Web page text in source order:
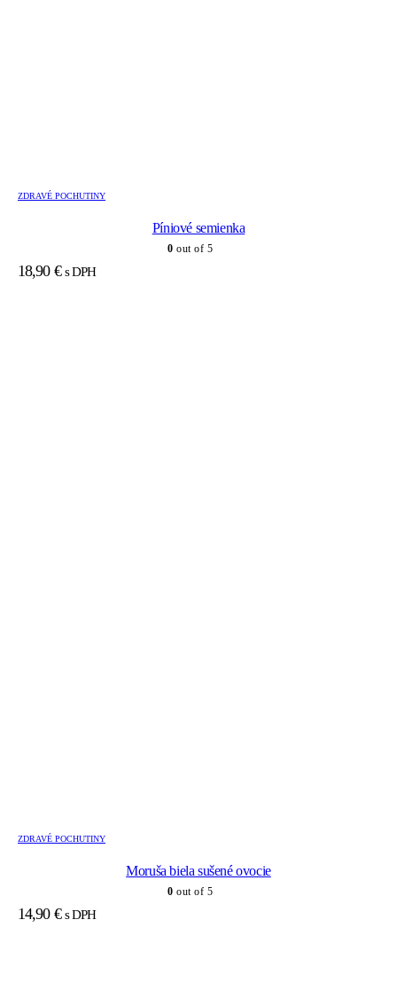
ZDRAVÉ POCHUTINY
Píniové semienka
0 out of 5
18,90 € s DPH
ZDRAVÉ POCHUTINY
Moruša biela sušené ovocie
0 out of 5
14,90 € s DPH